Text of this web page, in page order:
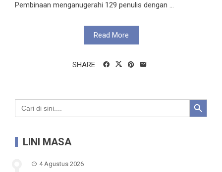
Pembinaan menganugerahi 129 penulis dengan ...
Read More
SHARE
Search
for:
Search Button
LINI MASA
4 Agustus 2026